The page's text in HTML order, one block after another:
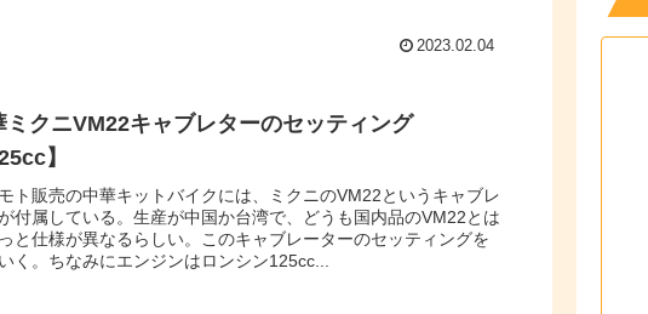
2023.02.04
ミクニVM22キャブレターのセッティング
】
ト販売の中華キットバイクには、ミクニのVM22というキャブレ
付属している。生産が中国か台湾で、どうも国内品のVM22とは
と仕様が異なるらしい。このキャブレーターのセッティングを
く。ちなみにエンジンはロンシン125cc...